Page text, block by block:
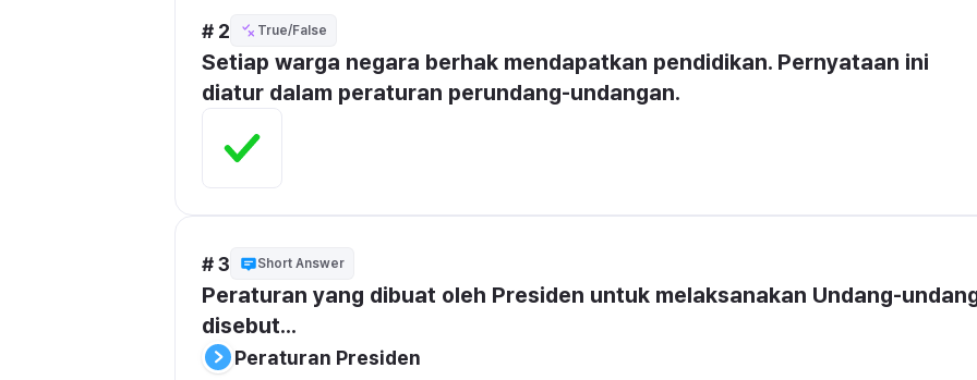
# 2 True/False
Setiap warga negara berhak mendapatkan pendidikan. Pernyataan ini
diatur dalam peraturan perundang-undangan.
# 3 Short Answer
Peraturan yang dibuat oleh Presiden untuk melaksanakan Undang-
disebut...
Peraturan Presiden